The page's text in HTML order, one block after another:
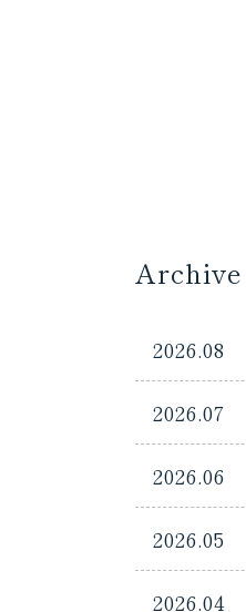
Archive
2026.08
2026.07
2026.06
2026.05
2026.04